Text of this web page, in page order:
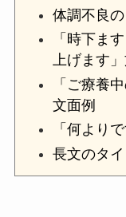
体調不良
「時下ま
上げます」
「ご療養
文面例
「何より
長文のタ